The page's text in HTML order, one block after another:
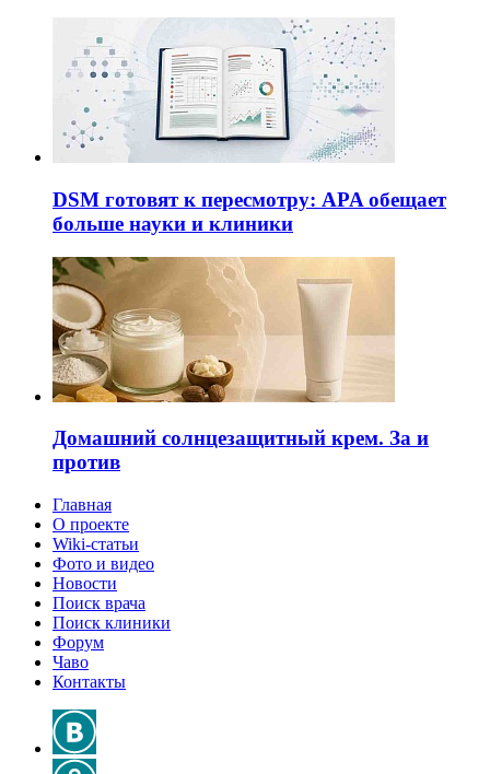
DSM готовят к пересмотру: APA обещает
больше науки и клиники
Домашний солнцезащитный крем. За и
против
Главная
О проекте
Wiki-статьи
Фото и видео
Новости
Поиск врача
Поиск клиники
Форум
Чаво
Контакты